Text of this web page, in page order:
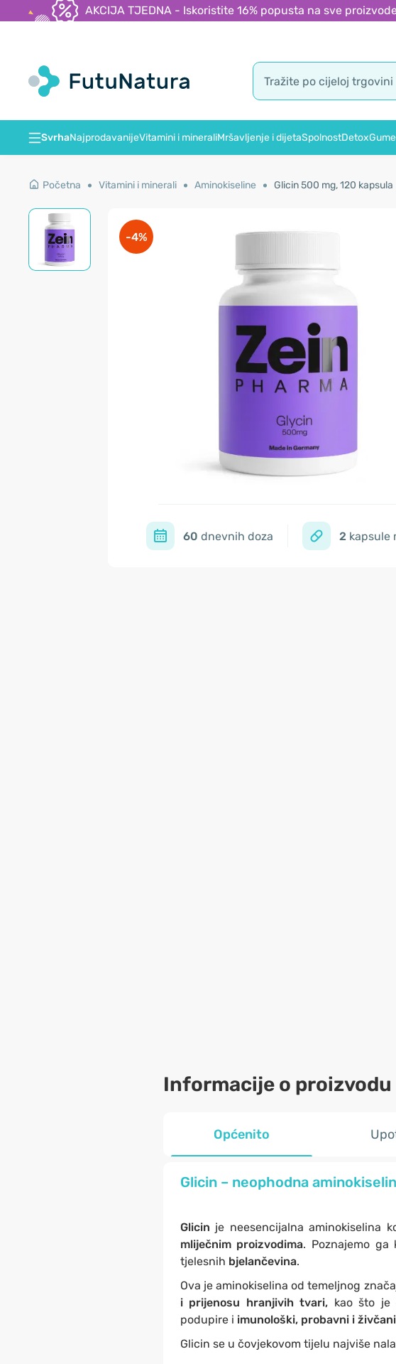
AKCIJA TJEDNA - Iskoristite 16% popusta na sve
SvrhaNajprodavanijeVitamini i mineraliMršavljenje i dijetaSpolnostDetox
Početna Vitamini i minerali Aminokiseline Glicin 500 mg, 120 kapsula
-4%
60 dnevnih doza 2 kapsule
Informacije o proizvodu
Općenito
Glicin – neophodna
Glicin je neesencijalna aminokiselina
mliječnim proizvodima. Poznajemo
tjelesnih bjelančevina.
Ova je aminokiselina od temeljnog
i prijenosu hranjivih tvari, kao što je
podupire i imunološki, probavni i
Glicin se u čovjekovom tijelu najviše